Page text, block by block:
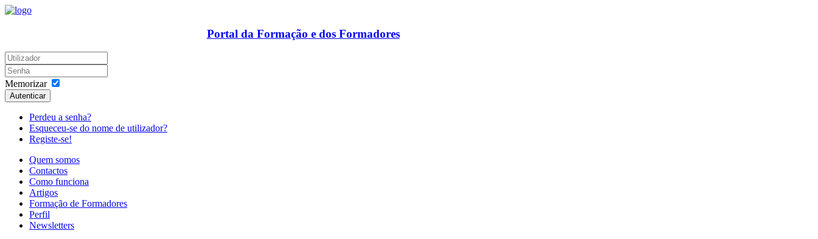
Portal da Formação e dos Formadores
Memorizar
Autenticar
Perdeu a senha?
Esqueceu-se do nome de utilizador?
Registe-se!
Quem somos
Contactos
Como funciona
Artigos
Formação de Formadores
Perfil
Newsletters